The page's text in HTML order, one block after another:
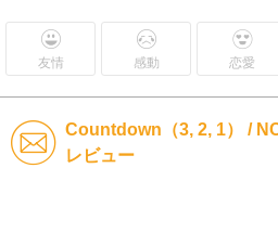
友情 感動 恋愛
Countdown（3, 2, 1） /
レビュー